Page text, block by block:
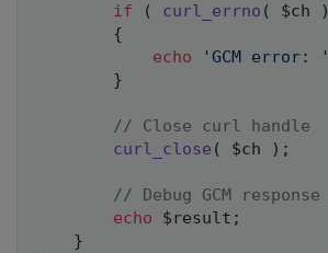
if
( curl_errno ( $ch )
{
echo
'GCM error: '
}
// Close curl handle
curl_close ( $ch ) ;
// Debug GCM response
echo
$result ;
}